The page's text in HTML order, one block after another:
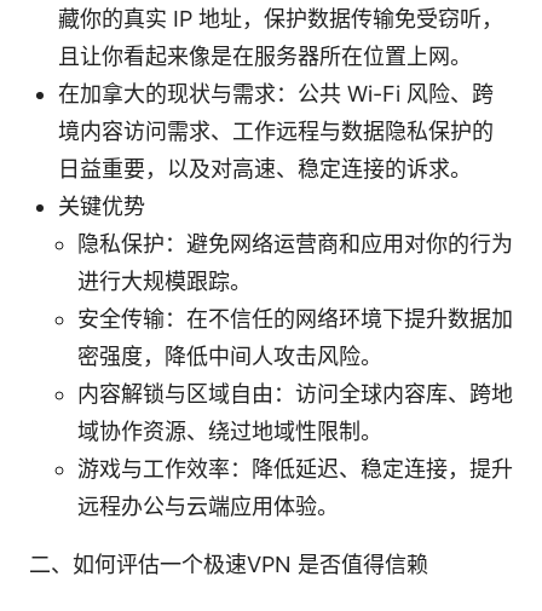
藏你的真实 IP 地址，保护数据传输免受窃听，
且让你看起来像是在服务器所在位置上网。
在加拿大的现状与需求：公共 Wi-Fi 风险、跨
境内容访问需求、工作远程与数据隐私保护的
日益重要，以及对高速、稳定连接的诉求。
关键优势
隐私保护：避免网络运营商和应用对你的行为
进行大规模跟踪。
安全传输：在不信任的网络环境下提升数据加
密强度，降低中间人攻击风险。
内容解锁与区域自由：访问全球内容库、跨地
域协作资源、绕过地域性限制。
游戏与工作效率：降低延迟、稳定连接，提升
远程办公与云端应用体验。
二、如何评估一个极速VPN 是否值得信赖